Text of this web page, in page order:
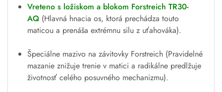
Vreteno s ložiskom a blokom Forstreich TR30-
AQ (Hlavná hnacia os, ktorá prechádza touto
maticou a prenáša extrémnu silu z uťahováka).
Špeciálne mazivo na závitovky Forstreich (Pravidelné
mazanie znižuje trenie v matici a radikálne predlžuje
životnosť celého posuvného mechanizmu).